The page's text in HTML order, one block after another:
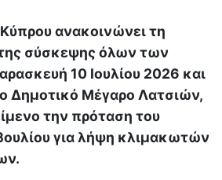
ανακοινώνει τη
σύσκεψης όλων των
10 Ιουλίου 2026 και
Δημοτικό Μέγαρο Λατσιών,
την πρόταση του
για λήψη κλιμακωτών